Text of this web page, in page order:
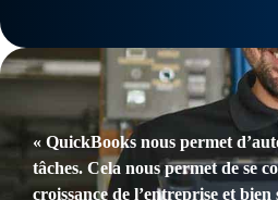
« QuickBooks nous permet
tâches. Cela nous permet de se
croissance de l’entreprise et